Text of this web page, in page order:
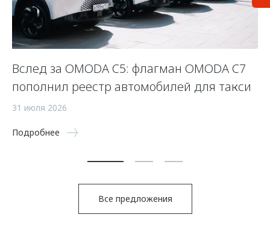
Вслед за OMODA C5: флагман OMODA C7
пополнил реестр автомобилей для такси
31 июля 2026
Подробнее
Все предложения